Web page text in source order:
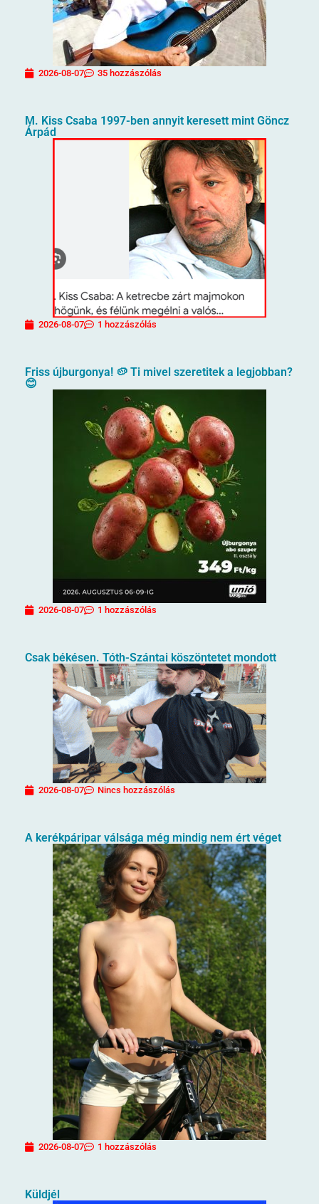
2026-08-07 35 hozzászólás
M. Kiss Csaba 1997-ben annyit keresett mint Göncz
Árpád
2026-08-07 1 hozzászólás
Friss újburgonya! 🥔 Ti mivel szeretitek a legjobban?
😊
2026-08-07 1 hozzászólás
Csak békésen. Tóth-Szántai köszöntetet mondott
2026-08-07 Nincs hozzászólás
A kerékpáripar válsága még mindig nem ért véget
2026-08-07 1 hozzászólás
Küldjél